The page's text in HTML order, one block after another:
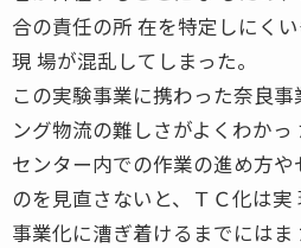
合の責任の所 在を特定しにくい
現 場が混乱してしまった。
この実験事業に携わった奈良
ング物流の難しさがよくわかっ
センター内での作業の進め方
のを見直さないと、ＴＣ化は実
事業化に漕ぎ着けるまでには